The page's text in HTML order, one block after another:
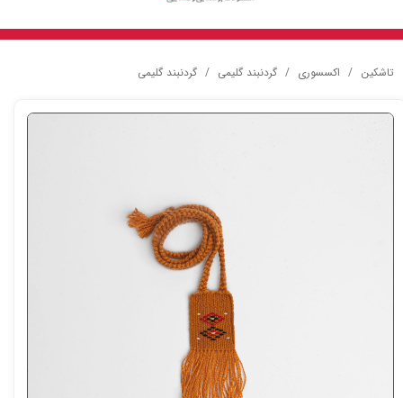
تاشکین اکسسوری گردنبند گلیمی گردنبند گلیمی